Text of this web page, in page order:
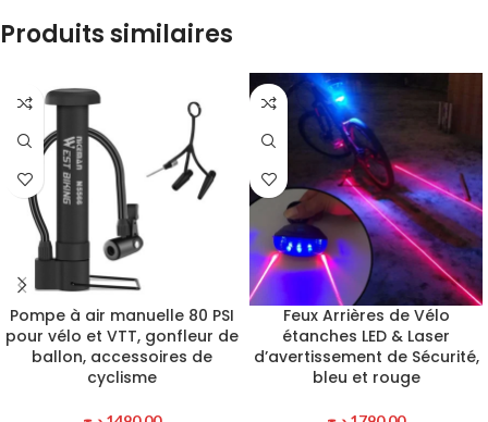
Produits similaires
Pompe à air manuelle 80 PSI
pour vélo et VTT, gonfleur de
ballon, accessoires de
cyclisme
Feux Arrières de Vélo
étanches LED & Laser
d’avertissement de Sécurité,
bleu et rouge